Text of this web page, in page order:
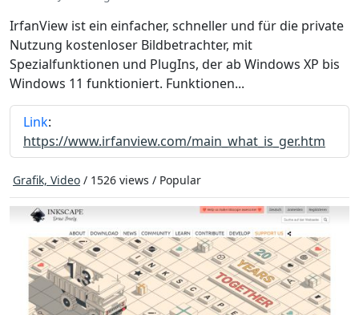
IrfanView ist ein einfacher, schneller und für die private
Nutzung kostenloser Bildbetrachter, mit
Spezialfunktionen und PlugIns, der ab Windows XP bis
Windows 11 funktioniert. Funktionen...
Link:
https://www.irfanview.com/main_what_is_ger.htm
Grafik, Video / 1526 views / Popular